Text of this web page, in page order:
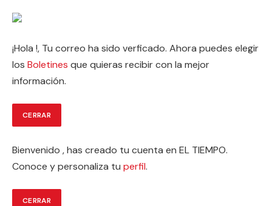
¡Hola !, Tu correo ha sido verficado. Ahora puedes elegir
los Boletines que quieras recibir con la mejor
información.
CERRAR
Bienvenido , has creado tu cuenta en EL TIEMPO.
Conoce y personaliza tu perfil.
CERRAR